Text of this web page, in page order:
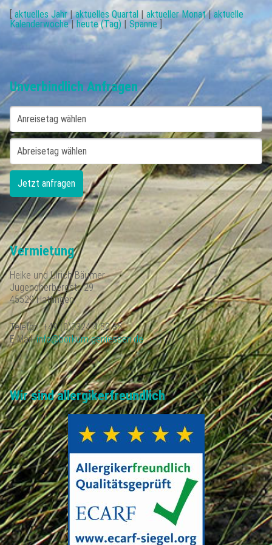
[aktuelles Jahr|aktuelles Quartal |aktueller Monat|aktuelle
Kalenderwoche| heute (Tag) |Spanne
Unverbindlich Anfragen
Vermietung
Heike und Ulrich Bäumer
Jugendherbergstr. 29
45529 Hattingen
Telefon: +49 (0)2324 4 50 35
E-Mail:info@borkum-geniessen.de
Wir sind allergikerfreundlich